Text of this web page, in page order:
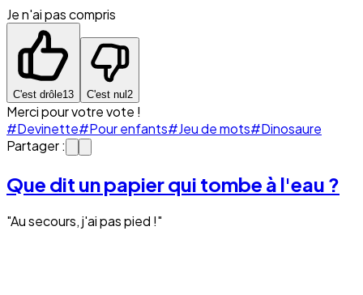
Je n'ai pas compris
C'est drôle13 C'est nul 2
Merci pour votre vote !
#Devinette#Pour enfants#Jeu de mots#Dinosaure
Partager :
Que dit un papier qui tombe à l'eau ?
"Au secours, j'ai pas pied !"